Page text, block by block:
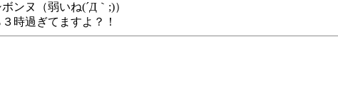
ンヌ（弱いね(´Д｀;)）
時過ぎてますよ？！